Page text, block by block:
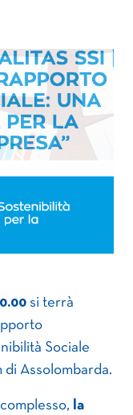
si terrà
Sociale
di Assolombarda.
la